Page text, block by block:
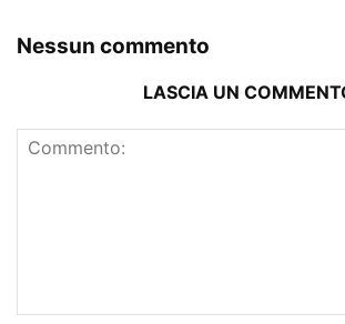
Nessun commento
LASCIA UN